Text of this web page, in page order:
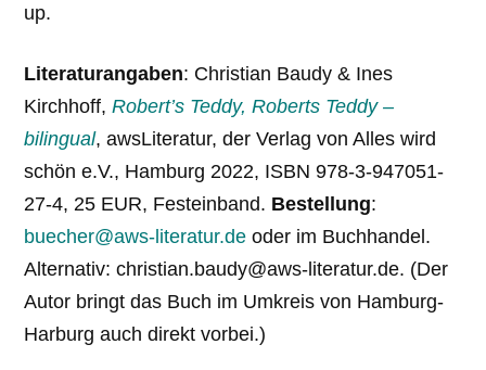
up.
Literaturangaben: Christian Baudy & Ines
Kirchhoff,Robert’s Teddy, Roberts Teddy –
bilingual, awsLiteratur, der Verlag von Alles wird
schön e.V., Hamburg 2022, ISBN 978-3-947051-
27-4, 25 EUR, Festeinband. Bestellung:
buecher@aws-literatur.de oder im Buchhandel.
Alternativ: christian.baudy@aws-literatur.de. (Der
Autor bringt das Buch im Umkreis von Hamburg-
Harburg auch direkt vorbei.)